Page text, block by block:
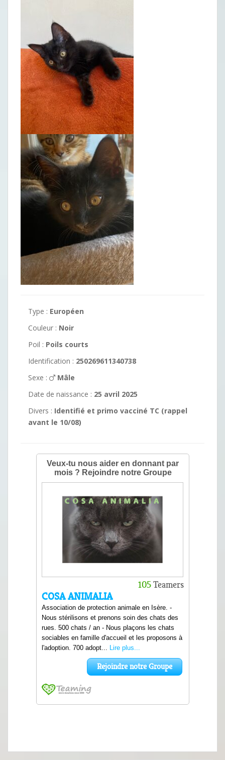
Type : Européen
Couleur : Noir
Poil : Poils courts
Identification : 250269611340738
Sexe :
Mâle
Date de naissance : 25 avril 2025
Divers : Identifié et primo vacciné TC (rappel
avant le 10/08)